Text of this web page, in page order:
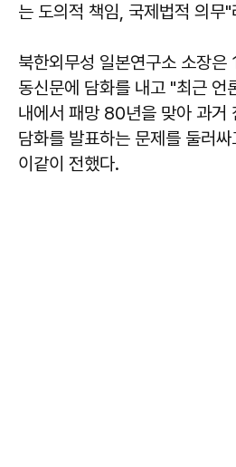
는 도의적 책임, 국제법적 의무
북한외무성 일본연구소 소장
동신문에 담화를 내고 "최근 언
내에서 패망 80년을 맞아 과거
담화를 발표하는 문제를 둘러
이같이 전했다.